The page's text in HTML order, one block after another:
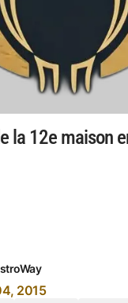
la 12e maison
2015